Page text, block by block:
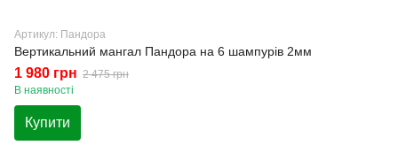
Артикул: Пандора
Вертикальний мангал Пандора на 6 шампурів 2мм
1 980 грн 2 475 грн
В наявності
Купити